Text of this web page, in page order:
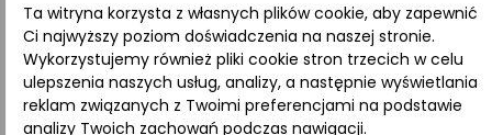
W tej klasie wykończenia górna powierzchnia (strona A)
jest idealnie jednolita, natomiast dolna (strona B)
eksponuje naturalne cechy drewna, takie jak sęki, nadając
produktowi atrakcyjny, kontrastujący wygląd.
Ta witryna korzysta z własnych plików cookie, aby zapewnić
Ci najwyższy poziom doświadczenia na naszej stronie.
Wykorzystujemy również pliki cookie stron trzecich w celu
ulepszenia naszych usług, analizy, a następnie wyświetlania
reklam związanych z Twoimi preferencjami na podstawie
analizy Twoich zachowań podczas nawigacji.